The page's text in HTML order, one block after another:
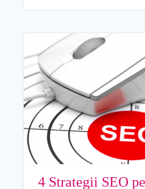
4 Strategii SEO